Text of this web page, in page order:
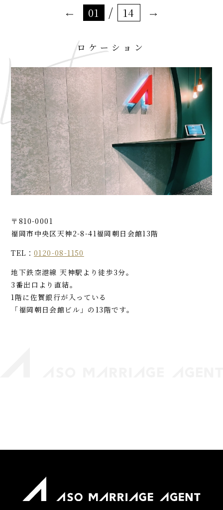
01 / 14
ロケーション
〒810-0001
福岡市中央区天神2-8-41 福岡朝日会館13階
TEL： 0120-08-1150
地下鉄空港線 天神駅より徒歩3分。
3番出口より直結。
1階に佐賀銀行が入っている
「福岡朝日会館ビル」の13階です。